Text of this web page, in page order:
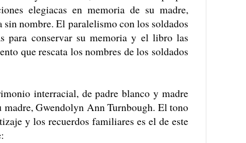
elegiacas en memoria de su madre,
nombre. El paralelismo con los soldados
para conservar su memoria y el libro las
que rescata los nombres de los soldados
interracial, de padre blanco y madre
Gwendolyn Ann Turnbough. El tono
y los recuerdos familiares es el de este